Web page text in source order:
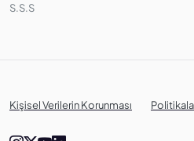
S.S.S
Kişisel Verilerin Korunması